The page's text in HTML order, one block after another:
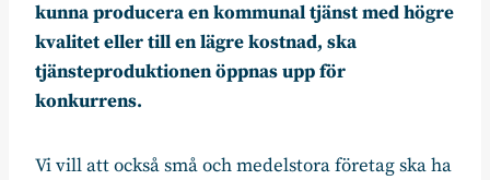
kunna producera en kommunal tjänst med högre
kvalitet eller till en lägre kostnad, ska
tjänsteproduktionen öppnas upp för
konkurrens.
Vi vill att också små och medelstora företag ska ha